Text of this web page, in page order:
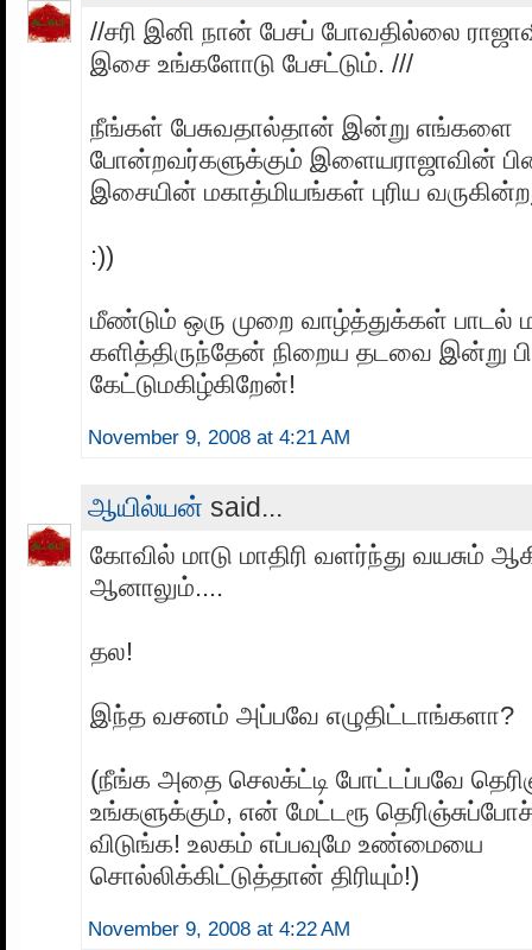
//சரி இனி நான் பேசப் போவதில்லை
இசை உங்களோடு பேசட்டும். ///
நீங்கள் பேசுவதால்தான் இன்று எங்களை
போன்றவர்களுக்கும் இளையராஜாவின்
இசையின் மகாத்மியங்கள் புரிய
:))
மீண்டும் ஒரு முறை வாழ்த்துக்கள் பாடல்
களித்திருந்தேன் நிறைய தடவை இன்று
கேட்டுமகிழ்கிறேன்!
November 9, 2008 at 4:21 AM
ஆயில்யன் said...
கோவில் மாடு மாதிரி வளர்ந்து வயசும்
ஆனாலும்....
தல!
இந்த வசனம் அப்பவே எழுதிட்டாங்களா?
(நீங்க அதை செலக்ட்டி போட்டப்பவே
உங்களுக்கும், என் மேட்டரூ
விடுங்க! உலகம் எப்பவுமே உண்மையை
சொல்லிக்கிட்டுத்தான் திரியும்!)
November 9, 2008 at 4:22 AM